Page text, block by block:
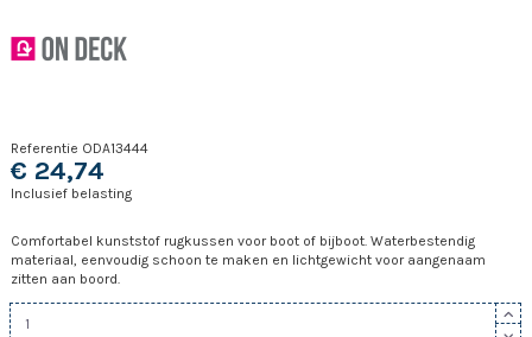
Referentie ODA13444
€ 24,74
Inclusief belasting
Comfortabel kunststof rugkussen voor boot of bijboot. Waterbestendig
materiaal, eenvoudig schoon te maken en lichtgewicht voor aangenaam
zitten aan boord.